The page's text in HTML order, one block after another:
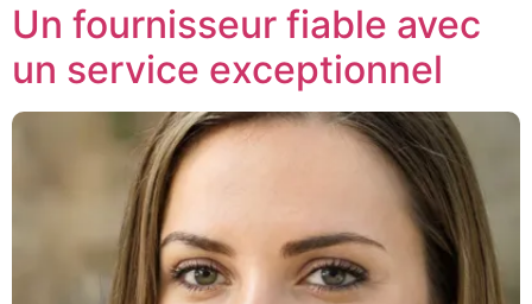
Un fournisseur fiable avec
un service exceptionnel